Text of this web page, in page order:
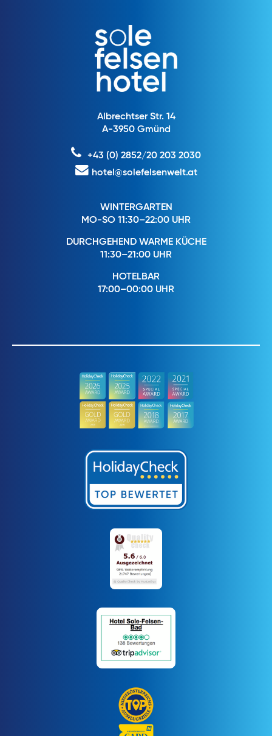
Albrechtser Str. 14
A-3950 Gmünd
+43 (0) 2852/20 203 2030
hotel@solefelsenwelt.at
WINTERGARTEN
MO-SO 11:30–22:00 UHR
DURCHGEHEND WARME KÜCHE
11:30–21:00 UHR
HOTELBAR
17:00–00:00 UHR